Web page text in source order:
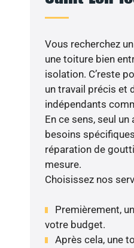
Vous recherchez
une toiture bien
isolation. C’reste
un travail précis et
indépendants
En ce sens, seul
besoins
réparation de
mesure.
Choisissez nos
Premièrement,
votre budget.
Après cela, une